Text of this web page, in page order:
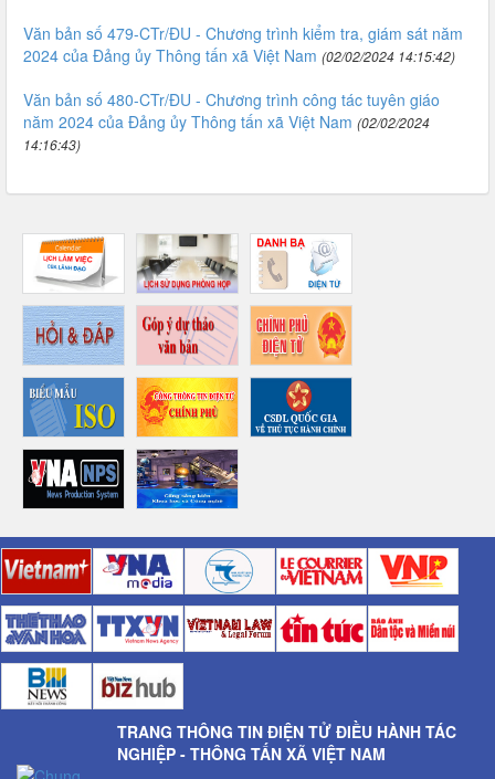
Văn bản số 479-CTr/ĐU - Chương trình kiểm tra, giám sát năm
2024 của Đảng ủy Thông tấn xã Việt Nam (02/02/2024 14:15:42)
Văn bản số 480-CTr/ĐU - Chương trình công tác tuyên giáo
năm 2024 của Đảng ủy Thông tấn xã Việt Nam (02/02/2024
14:16:43)
TRANG THÔNG TIN ĐIỆN TỬ ĐIỀU HÀNH TÁC
NGHIỆP - THÔNG TẤN XÃ VIỆT NAM